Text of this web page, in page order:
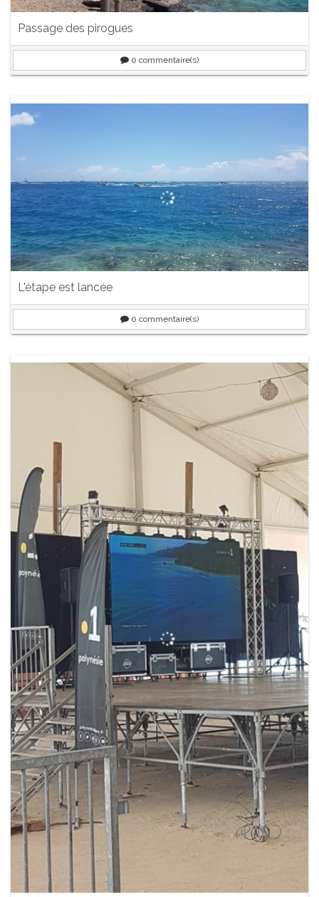
Passage des pirogues
0 commentaire(s)
L'étape est lancée
0 commentaire(s)